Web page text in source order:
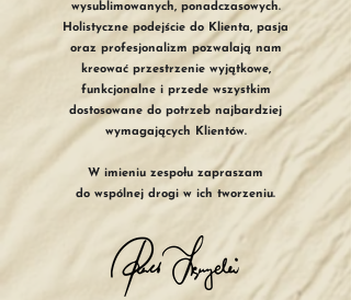
wysublimowanych, ponadczasowych.
Holistyczne podejście do Klienta, pasja
oraz profesjonalizm pozwalają nam
kreować przestrzenie wyjątkowe,
funkcjonalne i przede wszystkim
dostosowane do potrzeb najbardziej
wymagających Klientów.
W imieniu zespołu zapraszam
do wspólnej drogi w ich tworzeniu.